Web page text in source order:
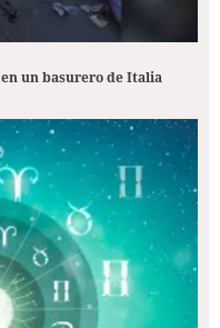
un basurero de Italia